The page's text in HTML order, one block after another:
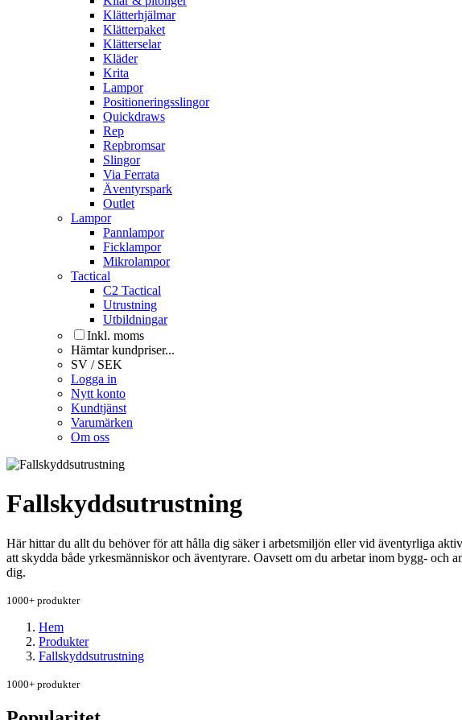
Klätterhjälmar
Klätterpaket
Klätterselar
Kläder
Krita
Lampor
Positioneringsslingor
Quickdraws
Rep
Repbromsar
Slingor
Via Ferrata
Äventyrspark
Outlet
Lampor
Pannlampor
Ficklampor
Mikrolampor
Tactical
C2 Tactical
Utrustning
Utbildningar
Inkl. moms
Hämtar kundpriser...
SV / SEK
Logga in
Nytt konto
Kundtjänst
Varumärken
Om oss
Fallskyddsutrustning
Här hittar du allt du behöver för att hålla dig säker i arbetsmiljön eller vid äventyrliga
att skydda både yrkesmänniskor och äventyrare. Oavsett om du arbetar inom bygg-
dig.
1000+ produkter
Hem
Produkter
Fallskyddsutrustning
1000+ produkter